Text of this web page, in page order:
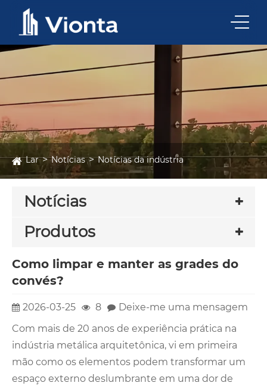
Lar Notícias Notícias da indústria
Notícias
Produtos
Como limpar e manter as grades do
convés?
2026-03-25 8
Deixe-me uma mensagem
Com mais de 20 anos de experiência prática na
indústria metálica arquitetônica, vi em primeira
mão como os elementos podem transformar um
espaço externo deslumbrante em uma dor de